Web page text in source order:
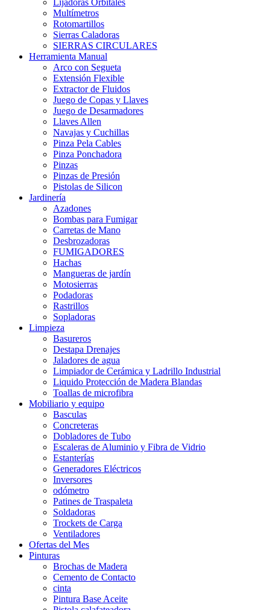
Lijadoras Orbitales
Multímetros
Rotomartillos
Sierras Caladoras
SIERRAS CIRCULARES
Herramienta Manual
Arco con Segueta
Extensión Flexible
Extractor de Fluidos
Juego de Copas y Llaves
Juego de Desarmadores
Llaves Allen
Navajas y Cuchillas
Pinza Pela Cables
Pinza Ponchadora
Pinzas
Pinzas de Presión
Pistolas de Silicon
Jardinería
Azadones
Bombas para Fumigar
Carretas de Mano
Desbrozadoras
FUMIGADORES
Hachas
Mangueras de jardín
Motosierras
Podadoras
Rastrillos
Sopladoras
Limpieza
Basureros
Destapa Drenajes
Jaladores de agua
Limpiador de Cerámica y Ladrillo Industrial
Liquido Protección de Madera Blandas
Toallas de microfibra
Mobiliario y equipo
Basculas
Concreteras
Dobladores de Tubo
Escaleras de Aluminio y Fibra de Vidrio
Estanterías
Generadores Eléctricos
Inversores
odómetro
Patines de Traspaleta
Soldadoras
Trockets de Carga
Ventiladores
Ofertas del Mes
Pinturas
Brochas de Madera
Cemento de Contacto
cinta
Pintura Base Aceite